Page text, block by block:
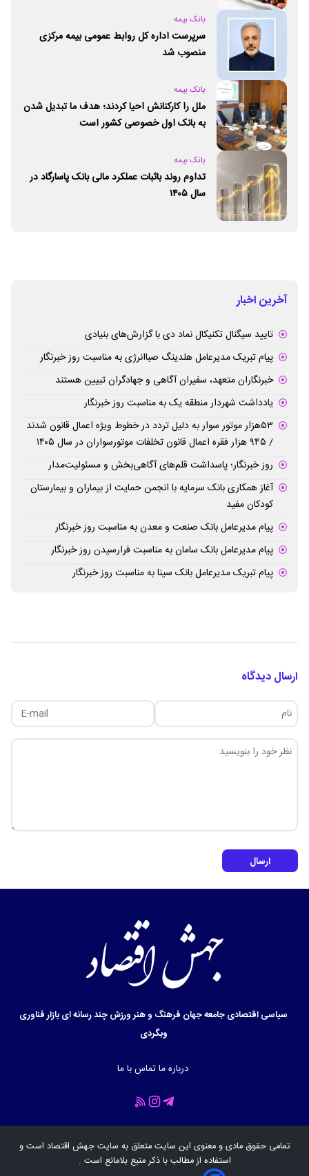
بانک بیمه
سرپرست اداره کل روابط عمومی بیمه مرکزی
منصوب شد
بانک بیمه
ملل را کارکنانش احیا کردند؛ هدف ما تبدیل شدن
به بانک اول خصوصی کشور است
بانک بیمه
تداوم روند باثبات عملکرد مالی بانک پاسارگاد در
سال ۱۴۰۵
آخرین اخبار
تایید سیگنال تکنیکال نماد دی با گزارش‌های بنیادی
پیام تبریک مدیرعامل هلدینگ صباانرژی به مناسبت روز خبرنگار
خبرنگاران متعهد، سفیران آگاهی و جهادگران تبیین هستند
یادداشت شهردار منطقه یک به مناسبت روز خبرنگار
۵۳هزار موتور سوار به دلیل تردد در خطوط ویژه اعمال قانون شدند
/ ۹۴۵ هزار فقره اعمال قانون تخلفات موتورسواران در سال ۱۴۰۵
روز خبرنگار؛ پاسداشت قلم‌های آگاهی‌بخش و مسئولیت‌مدار
آغاز همکاری بانک سرمایه با انجمن حمایت از بیماران و بیمارستان
کودکان مفید
پیام مدیرعامل بانک صنعت و معدن به مناسبت روز خبرنگار
پیام مدیرعامل بانک سامان به مناسبت فرارسیدن روز خبرنگار
پیام تبریک مدیرعامل بانک سینا به مناسبت روز خبرنگار
ارسال دیدگاه
ارسال
سیاسیاقتصادیجامعهجهان فرهنگ و هنرورزشچند رسانه ایبازارفناوری
وبگردی
درباره ماتماس با ما
تمامی حقوق مادی و معنوی این سایت متعلق به سایتجهش اقتصاد است و
استفاده از مطالب با ذکر منبع بلامانع است .